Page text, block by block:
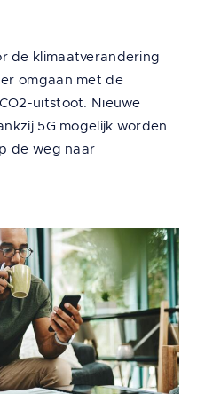
de klimaatverandering
omgaan met de
uitstoot. Nieuwe
5G mogelijk worden
de weg naar